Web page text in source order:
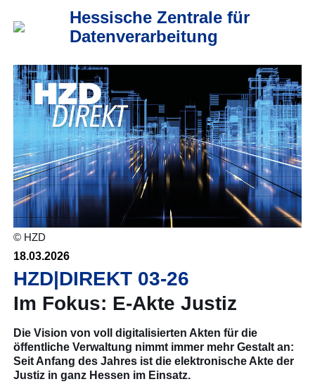
Hessische Zentrale für
Datenverarbeitung
© HZD
18.03.2026
HZD|DIREKT 03-26
Im Fokus: E-Akte Justiz
Die Vision von voll digitalisierten Akten für die
öffentliche Verwaltung nimmt immer mehr Gestalt an:
Seit Anfang des Jahres ist die elektronische Akte der
Justiz in ganz Hessen im Einsatz.